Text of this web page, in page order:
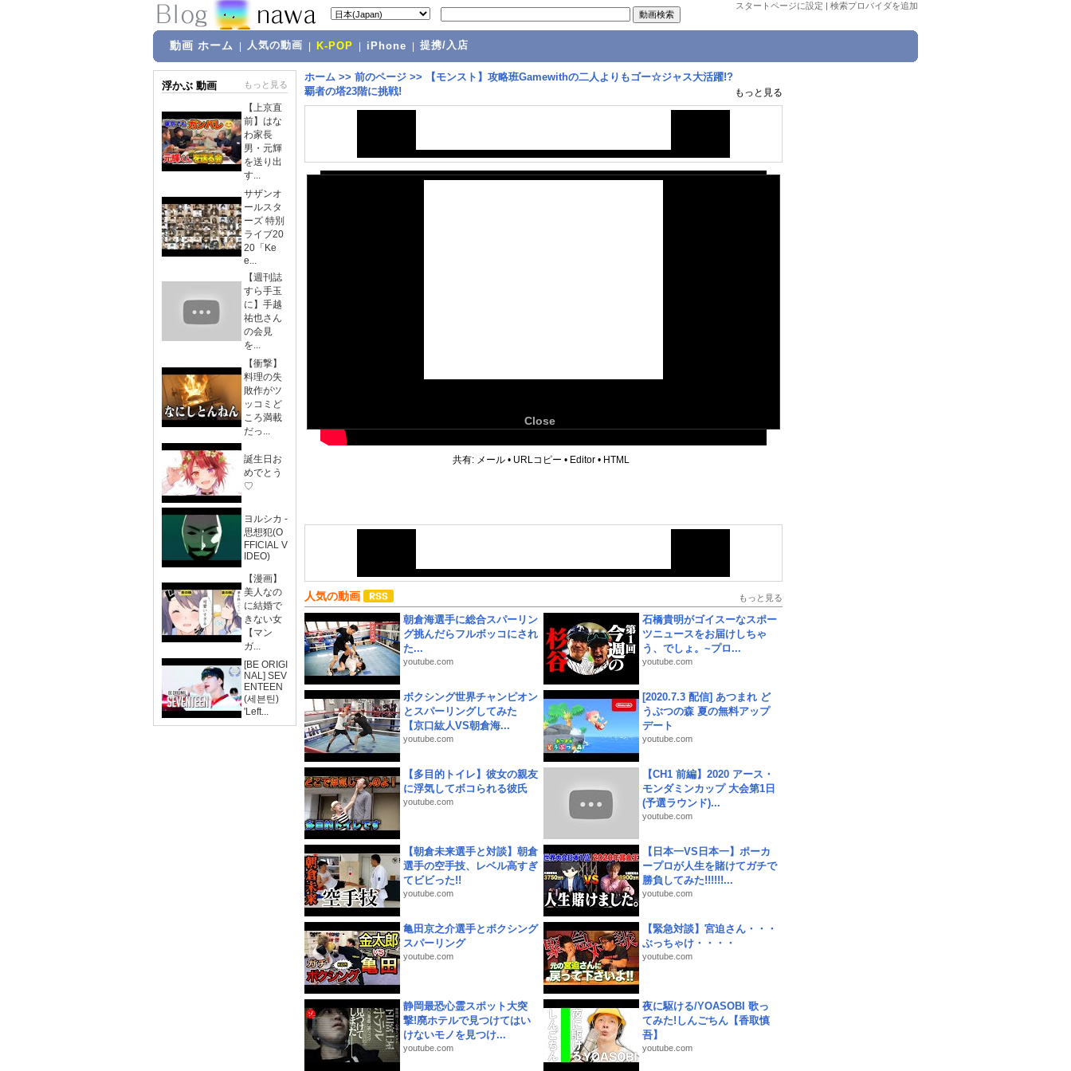
スタートページに設定 | 検索プロバイダを追加
動画 ホーム 人気の動画 K-POP iPhone 提携/入店
浮かぶ 動画 もっと見る
【上京直
前】はな
わ家長
男・元輝
を送り出
す...
サザンオ
ールスタ
ーズ 特別
ライブ20
20「Ke
e...
【週刊誌
すら手玉
に】手越
祐也さん
の会見
を...
【衝撃】
料理の失
敗作がツ
ッコミど
ころ満載
だっ...
誕生日お
めでとう
♡
ヨルシカ -
思想犯(O
FFICIAL V
IDEO)
【漫画】
美人なの
に結婚で
きない女
【マン
ガ...
[BE ORIGI
NAL] SEV
ENTEEN
(세븐틴)
'Left...
ホーム >> 前のページ >>
【モンスト】攻略班Gamewithの二人よりもゴー☆ジャス大活躍!?
覇者の塔23階に挑戦!
もっと見る
Close
共有: メール • URLコピー • Editor • HTML
人気の動画 もっと見る
朝倉海選手に総合スパーリン
グ挑んだらフルボッコにされ
た...
youtube.com
石橋貴明がゴイスーなスポー
ツニュースをお届けしちゃ
う、でしょ。~プロ...
youtube.com
ボクシング世界チャンピオン
とスパーリングしてみた
【京口紘人VS朝倉海...
youtube.com
[2020.7.3 配信] あつまれ ど
うぶつの森 夏の無料アップ
デート
youtube.com
【多目的トイレ】彼女の親友
に浮気してボコられる彼氏
youtube.com
【CH1 前編】2020 アース・
モンダミンカップ 大会第1日
(予選ラウンド)...
youtube.com
【朝倉未来選手と対談】朝倉
選手の空手技、レベル高すぎ
てビビった!!
youtube.com
【日本一VS日本一】ポーカ
ープロが人生を賭けてガチで
勝負してみた!!!!!!...
youtube.com
亀田京之介選手とボクシング
スパーリング
youtube.com
【緊急対談】宮迫さん・・・
ぶっちゃけ・・・・
youtube.com
静岡最恐心霊スポット大突
撃!廃ホテルで見つけてはい
けないモノを見つけ...
youtube.com
夜に駆ける/YOASOBI 歌っ
てみた!しんごちん【香取慎
吾】
youtube.com